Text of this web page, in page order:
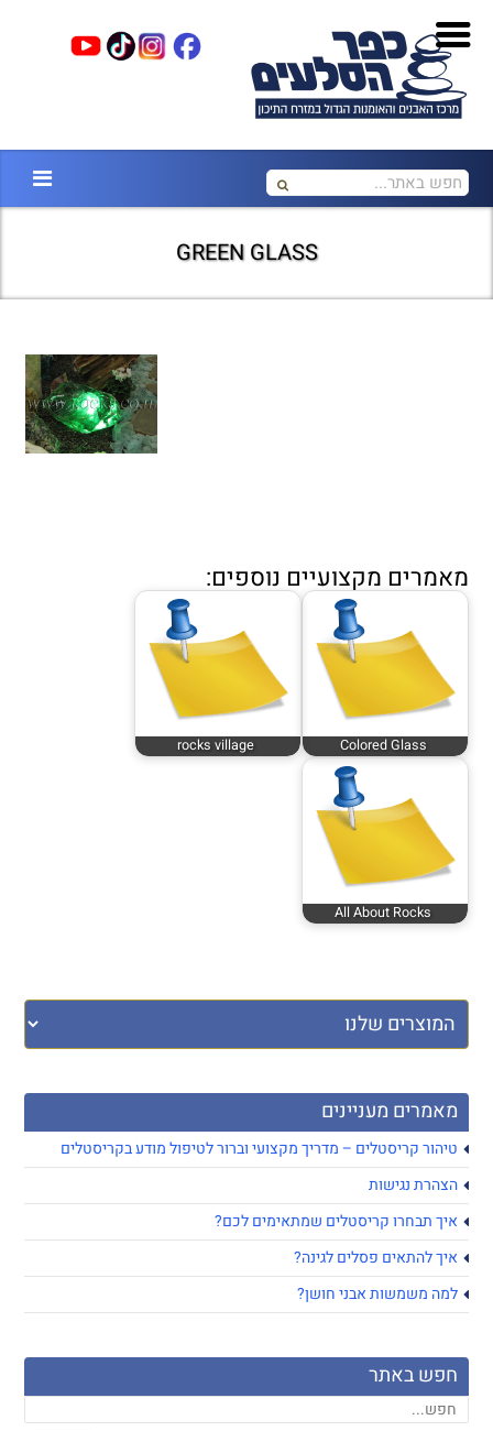
GREEN GLASS
מאמרים מעניינים
טיהור קריסטלים – מדריך מקצועי וברור לטיפול מודע בקריסטלים
הצהרת נגישות
איך תבחרו קריסטלים שמתאימים לכם?
איך להתאים פסלים לגינה?
למה משמשות אבני חושן?
חפש באתר
מאמרים מקצועיים נוספים:
Colored Glass
rocks village
All About Rocks